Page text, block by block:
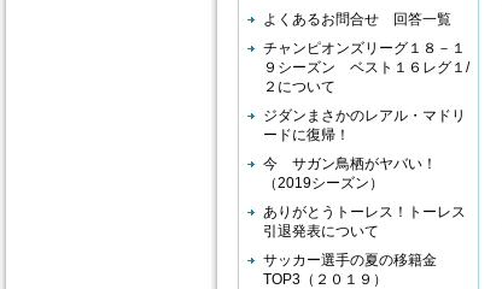
よくあるお問合せ 回答一覧
チャンピオンズリーグ１８－１
９シーズン ベスト１６レグ１/
２について
ジダンまさかのレアル・マドリ
ードに復帰！
今 サガン鳥栖がヤバい！
（2019シーズン）
ありがとうトーレス！トーレス
引退発表について
サッカー選手の夏の移籍金
TOP3（２０１９）